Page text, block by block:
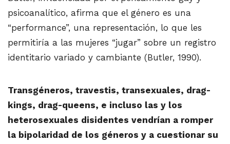
psicoanalítico, afirma que el género es una
“performance”, una representación, lo que les
permitiría a las mujeres “jugar” sobre un registro
identitario variado y cambiante (Butler, 1990).
Transgéneros, travestis, transexuales, drag-
kings, drag-queens, e incluso las y los
heterosexuales disidentes vendrían a romper
la bipolaridad de los géneros y a cuestionar su